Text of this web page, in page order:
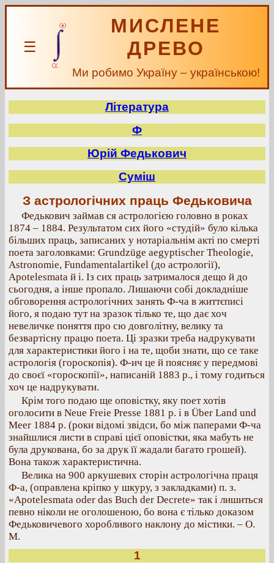
☰
МИСЛЕНЕ
ДРЕВО
Ми робимо Україну – українською!
Література
Ф
Юрій Федькович
Суміш
З астрологічних праць Федьковича
Федькович займав ся астрологією головно в роках
1874 – 1884. Результатом сих його «студій» було кілька
більших праць, записаних у нотаріальнім акті по смерті
поета заголовками: Grundzüge aegyptischer Theologie,
Astronomie, Fundamentalartikel (до астрології),
Apotelesmata й і. Із сих праць затрималося дещо й до
сьогодня, а інше пропало. Лишаючи собі докладніше
обговорення астрологічних занять Ф-ча в життєписі
його, я подаю тут на зразок тілько те, що дає хоч
невеличке поняття про сю довголітну, велику та
безвартісну працю поета. Ці зразки треба надрукувати
для характеристики його і на те, щоби знати, що се таке
астрологія (гороскопія). Ф-ич це й поясняє у передмові
до своєї «гороскопії», написаній 1883 р., і тому годиться
хоч це надрукувати.
Крім того подаю ще оповістку, яку поет хотів
оголосити в Neue Freie Presse 1881 р. і в Über Land und
Meer 1884 p. (роки відомі звідси, бо між паперами Ф-ча
знайшлися листи в справі цієї оповістки, яка мабуть не
була друкована, бо за друк її жадали багато грошей).
Вона також характеристична.
Велика на 900 аркушевих сторін астрологічна праця
Ф-а, (оправлена кріпко у шкуру, з закладками) п. з.
«Apotelesmata oder das Buch der Decrete» так і лишиться
певно ніколи не оголошеною, бо вона є тілько доказом
Федьковичевого хоробливого наклону до містики. – О.
М.
1